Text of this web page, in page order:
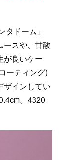
タドーム」
ースや、甘酸
が良いケー
ーティング)
ザインしてい
。4320